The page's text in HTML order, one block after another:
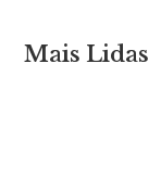
Mais Lidas